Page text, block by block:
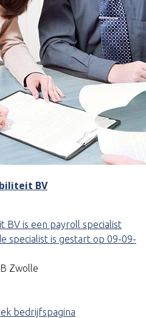
BV
BV is een payroll specialist
specialist is gestart op 09-09-
Zwolle
bedrijfspagina